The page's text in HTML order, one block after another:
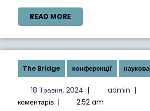
READ MORE
MORE
The Bridge конференції
18 Травня, 202418
Травня,
| admin admin
|
коментарів | 2:52 am